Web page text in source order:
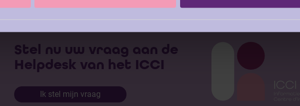
Stel nu uw vraag aan de
Helpdesk van het ICCI
Ik stel mijn vraag